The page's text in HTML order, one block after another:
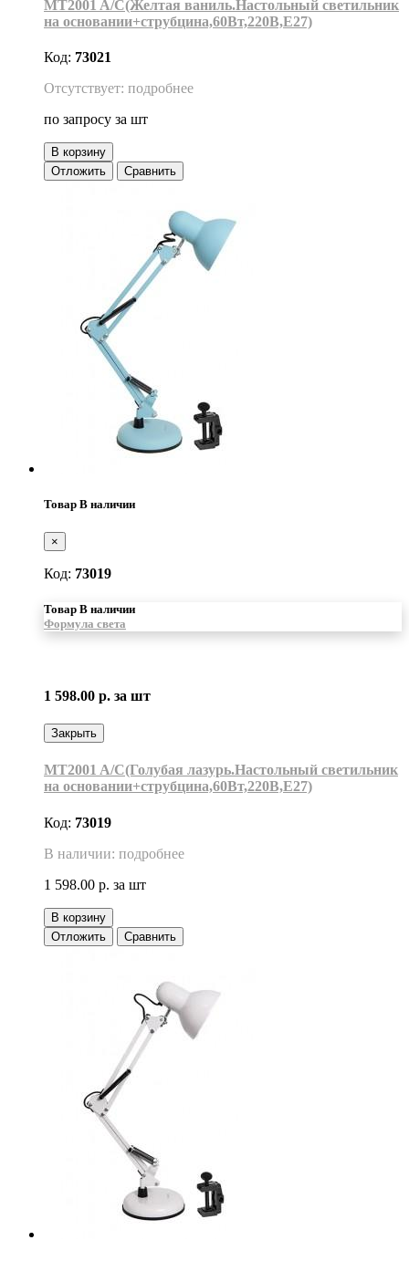
MT2001 A/C(Желтая ваниль.Настольный светильник
на основании+струбцина,60Вт,220В,Е27)
Код: 73021
Отсутствует: подробнее
по запросу за шт
В корзину
Отложить
Сравнить
Товар В наличии
×
Код: 73019
Товар В наличии
Формула света
1 598.00 р. за шт
Закрыть
MT2001 A/C(Голубая лазурь.Настольный светильник
на основании+струбцина,60Вт,220В,Е27)
Код: 73019
В наличии: подробнее
1 598.00 р. за шт
В корзину
Отложить
Сравнить